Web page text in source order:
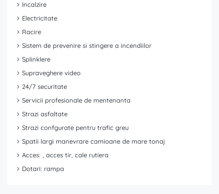
Incalzire
Electricitate
Racire
Sistem de prevenire si stingere a incendiilor
Splinklere
Supraveghere video
24/7 securitate
Servicii profesionale de mentenanta
Strazi asfaltate
Strazi confgurate pentru trafic greu
Spatii largi manevrare camioane de mare tonaj
Acces: , acces tir, cale rutiera
Dotari: rampa